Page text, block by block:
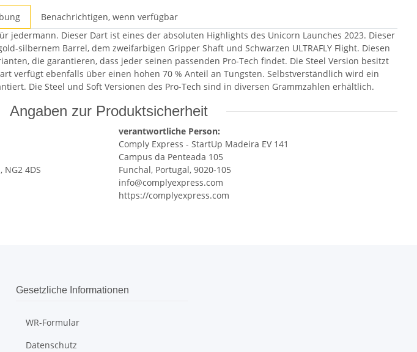
Benachrichtigen, wenn verfügbar
jedermann. Dieser Dart ist eines der absoluten Highlights des Unicorn Launches 2023. Dieser
silbernem Barrel, dem zweifarbigen Gripper Shaft und Schwarzen ULTRAFLY Flight. Diesen
die garantieren, dass jeder seinen passenden Pro-Tech findet. Die Steel Version besitzt
verfügt ebenfalls über einen hohen 70 % Anteil an Tungsten. Selbstverständlich wird ein
Die Steel und Soft Versionen des Pro-Tech sind in diversen Grammzahlen erhältlich.
Angaben zur Produktsicherheit
4DS
verantwortliche Person:
Comply Express - StartUp Madeira EV 141
Campus da Penteada 105
Funchal, Portugal, 9020-105
info@complyexpress.com
https://complyexpress.com
Gesetzliche Informationen
WR-Formular
Datenschutz